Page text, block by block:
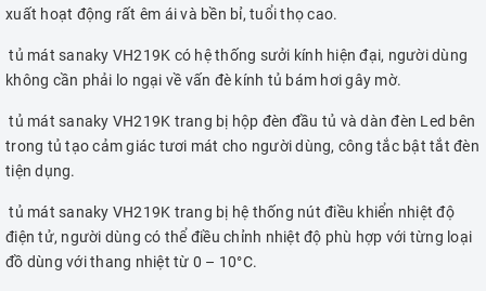
xuất hoạt động rất êm ái và bền bỉ, tuổi thọ cao.
tủ mát sanaky VH219K có hệ thống sưởi kính hiện đại, người dùng
không cần phải lo ngại về vấn đè kính tủ bám hơi gây mờ.
tủ mát sanaky VH219K trang bị hộp đèn đầu tủ và dàn đèn Led bên
trong tủ tạo cảm giác tươi mát cho người dùng, công tắc bật tắt đèn
tiện dụng.
tủ mát sanaky VH219K trang bị hệ thống nút điều khiển nhiệt độ
điện tử, người dùng có thể điều chỉnh nhiệt độ phù hợp với từng loại
đồ dùng với thang nhiệt từ 0 – 10°C.